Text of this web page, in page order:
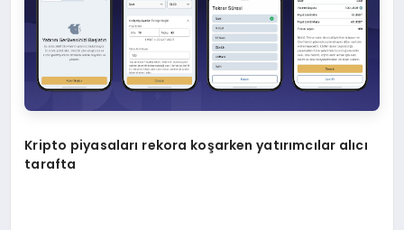
Kripto piyasaları rekora koşarken yatırımcılar alıcı
tarafta